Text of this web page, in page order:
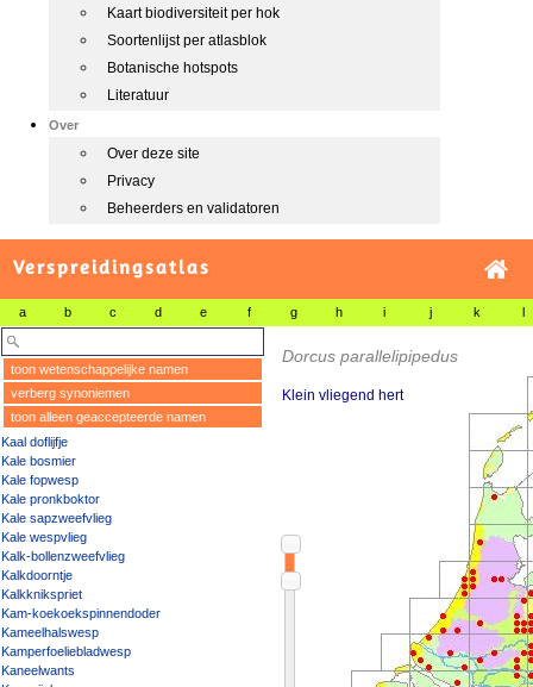
Kaart biodiversiteit per hok
Soortenlijst per atlasblok
Botanische hotspots
Literatuur
Over
Over deze site
Privacy
Beheerders en validatoren
Verspreidingsatlas
a b c d e f g h i j k l
toon wetenschappelijke namen
verberg synoniemen
toon alleen geaccepteerde namen
Kaal doflijfje
Kale bosmier
Kale fopwesp
Kale pronkboktor
Kale sapzweefvlieg
Kale wespvlieg
Kalk-bollenzweefvlieg
Kalkdoorntje
Kalkknikspriet
Kam-koekoekspinnendoder
Kameelhalswesp
Kamperfoeliebladwesp
Kaneelwants
Dorcus parallelipipedus
Klein vliegend hert